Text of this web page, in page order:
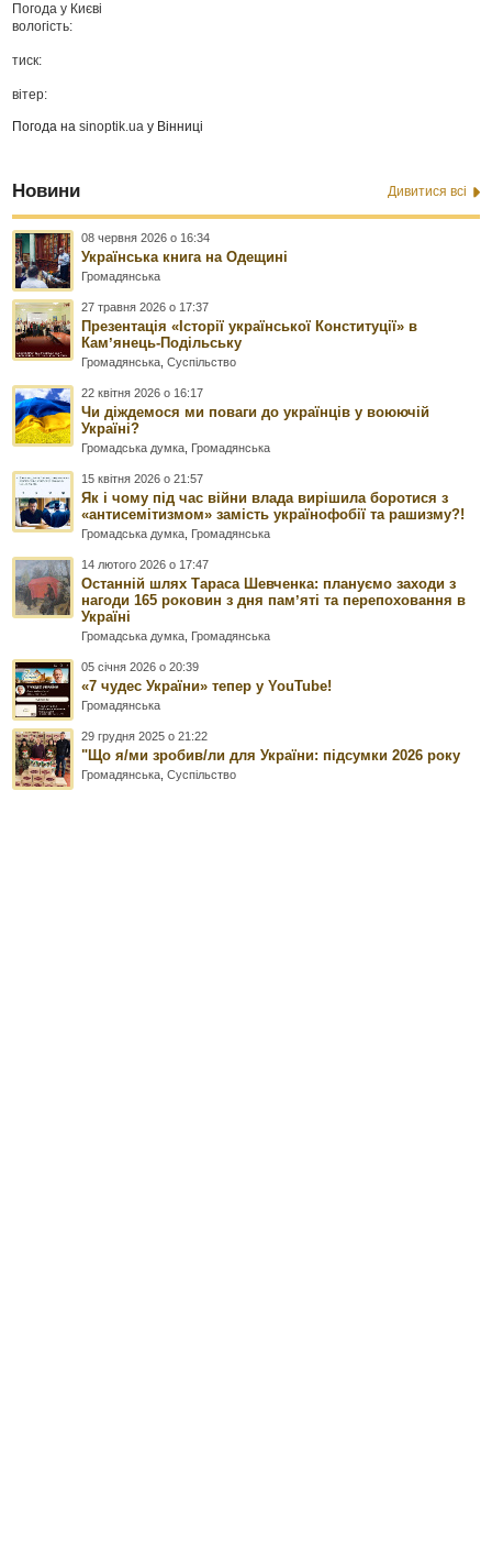
Погода у Києві
вологість:
тиск:
вітер:
Погода наsinoptik.ua у Вінниці
Новини Дивитися всі
08 червня 2026 о 16:34
Українська книга на Одещині
Громадянська
27 травня 2026 о 17:37
Презентація «Історії української Конституції» в
Камʼянець-Подільську
Громадянська ,Суспільство
22 квітня 2026 о 16:17
Чи діждемося ми поваги до українців у воюючій
Україні?
Громадська думка Громадянська
15 квітня 2026 о 21:57
Як і чому під час війни влада вирішила боротися з
«антисемітизмом» замість українофобії та рашизму?!
Громадська думка Громадянська
14 лютого 2026 о 17:47
Останній шлях Тараса Шевченка: плануємо заходи з
нагоди 165 роковин з дня памʼяті та перепоховання в
Україні
Громадська думка Громадянська
05 січня 2026 о 20:39
«7 чудес України» тепер у YouTube!
Громадянська
29 грудня 2025 о 21:22
"Що я/ми зробив/ли для України: підсумки 2026 року
Громадянська ,Суспільство